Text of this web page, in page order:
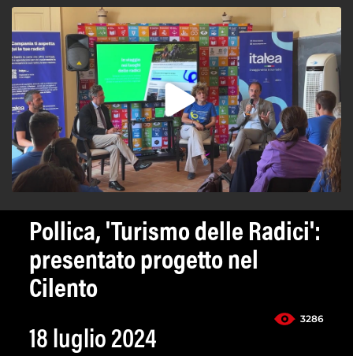
Pollica, 'Turismo delle Radici':
presentato progetto nel
Cilento
3286
18 luglio 2024